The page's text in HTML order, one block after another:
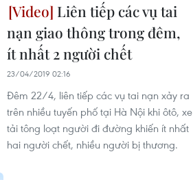
Liên tiếp các vụ tai
nạn giao thông trong đêm,
ít nhất 2 người chết
23/04/2019 02:16
Đêm 22/4, liên tiếp các vụ tai nạn xảy ra
trên nhiều tuyến phố tại Hà Nội khi ôtô, xe
tải tông loạt người đi đường khiến ít nhất
hai người chết, nhiều người bị thương.